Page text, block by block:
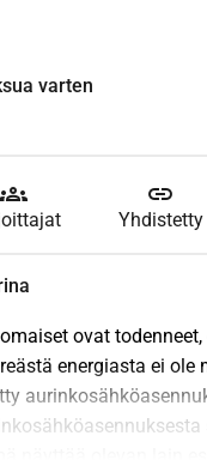
varten
groups link
Yhdistetty
ovat todenneet,
energiasta ei ole